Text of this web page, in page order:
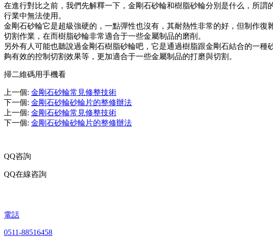
在進行對比之前，我們先解釋一下，金剛石砂輪和樹脂砂輪分別是什么，所
行業中無法使用。
金剛石砂輪它是超級強硬的，一點彈性也沒有，其耐熱性非常的好，但制作
切割作業，在而樹脂砂輪非常適合于一些金屬制品的磨削。
另外有人可能也聽說過金剛石樹脂砂輪吧，它是通過樹脂跟金剛石結合的一
夠有效的控制切割效果等，更加適合于一些金屬制品的打磨與切割。
掃二維碼用手機看
上一個: 金剛石砂輪常見修整技術
下一個: 金剛石砂輪砂輪片的整修辦法
上一個: 金剛石砂輪常見修整技術
下一個: 金剛石砂輪砂輪片的整修辦法
QQ咨詢
QQ在線咨詢
電話
0511-88516458